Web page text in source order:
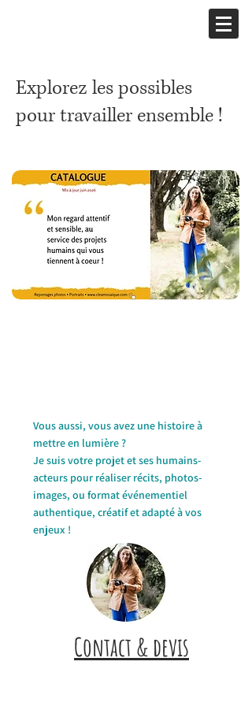
Explorez les possibles
pour travailler ensemble !
Vous aussi, vous avez une histoire à
mettre en lumière ?
Je suis votre projet et ses humains-
acteurs pour réaliser récits, photos-
images, ou format événementiel
authentique, créatif et adapté à vos
enjeux !
Contact & devis